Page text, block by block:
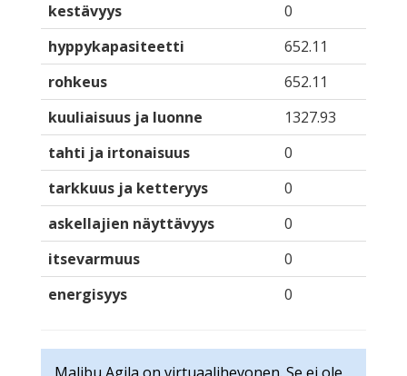
kestävyys
0
hyppykapasiteetti
652.11
rohkeus
652.11
kuuliaisuus ja luonne
1327.93
tahti ja irtonaisuus
0
tarkkuus ja ketteryys
0
askellajien näyttävyys
0
itsevarmuus
0
energisyys
0